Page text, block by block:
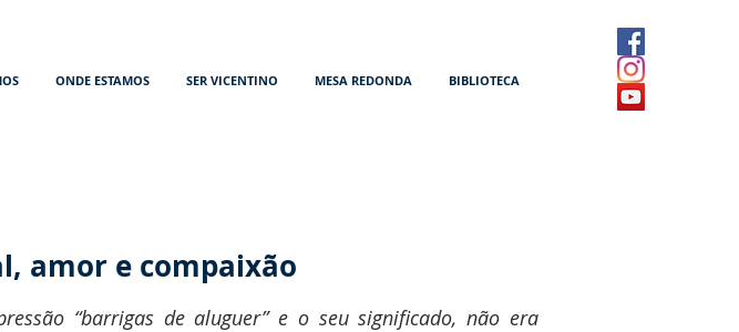
ONDE ESTAMOS SER VICENTINO MESA REDONDA BIBLIOTECA
amor e compaixão
“barrigas de aluguer” e o seu significado, não era